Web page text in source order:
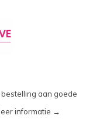
aan goede
informatie →